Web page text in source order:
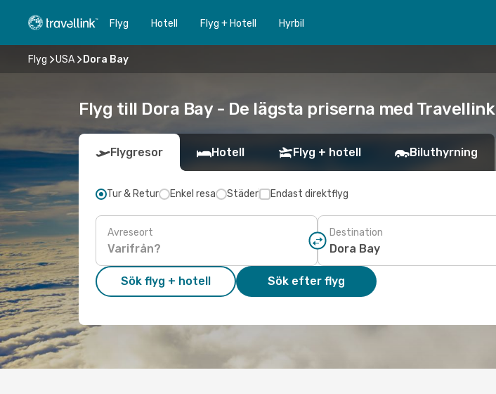
Flyg Hotell Flyg + Hotell Hyrbil
Flyg USA Dora Bay
Flyg till Dora Bay - De lägsta priserna med Travellink
Flygresor Hotell Flyg + hotell Biluthyrning
Tur & Retur Enkel resa Städer Endast direktflyg
Avreseort Destination
Sök flyg + hotell Sök efter flyg